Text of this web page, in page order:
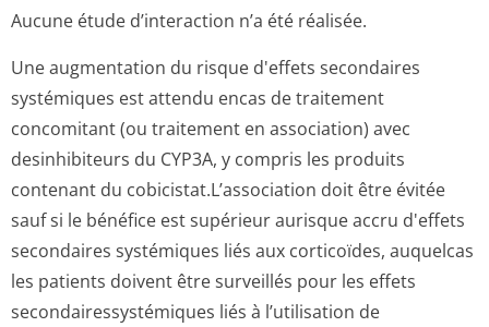
Aucune étude d’interaction n’a été réalisée.
Une augmentation du risque d'effets secondaires
systémiques est attendu encas de traitement
concomitant (ou traitement en association) avec
desinhibiteurs du CYP3A, y compris les produits
contenant du cobicistat.L’as­sociation doit être évitée
sauf si le bénéfice est supérieur aurisque accru d'effets
secondaires systémiques liés aux corticoïdes, auquelcas
les patients doivent être surveillés pour les effets
secondairessys­témiques liés à l’utilisation de